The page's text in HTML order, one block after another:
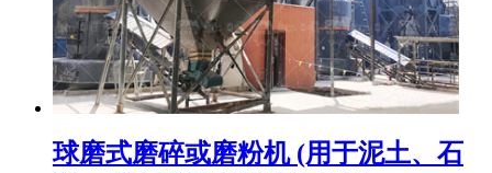
球磨式磨碎或磨粉机 (用于泥土、石